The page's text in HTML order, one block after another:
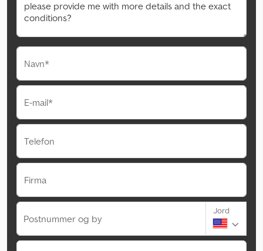
Navn*
E-mail*
Telefon
Firma
Postnummer og by
Jord